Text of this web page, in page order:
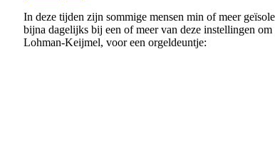
In deze tijden zijn sommige mensen min of meer
bijna dagelijks bij een of meer van deze instellingen
Lohman-Keijmel, voor een orgeldeuntje: